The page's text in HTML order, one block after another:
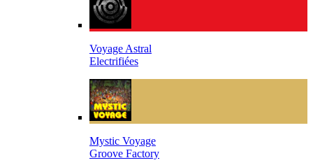
Voyage Astral
Electrifiées
Mystic Voyage
Groove Factory